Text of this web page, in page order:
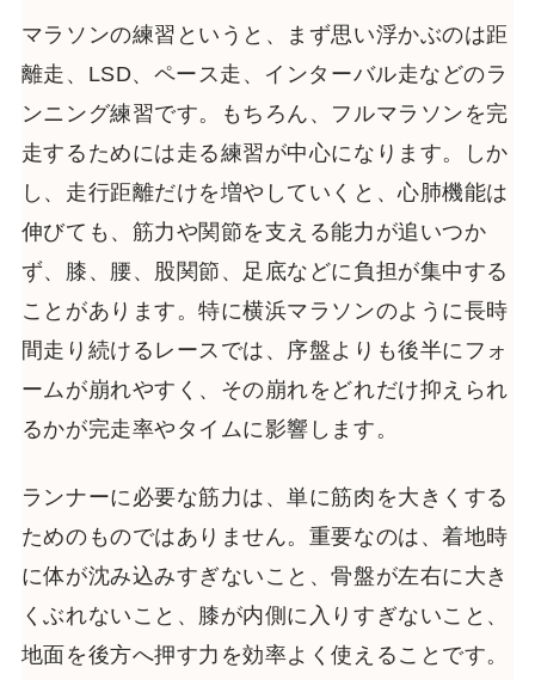
マラソンの練習というと、まず思い浮かぶのは距
離走、LSD、ペース走、インターバル走などのラ
ンニング練習です。もちろん、フルマラソンを完
走するためには走る練習が中心になります。しか
し、走行距離だけを増やしていくと、心肺機能は
伸びても、筋力や関節を支える能力が追いつか
ず、膝、腰、股関節、足底などに負担が集中する
ことがあります。特に横浜マラソンのように長時
間走り続けるレースでは、序盤よりも後半にフォ
ームが崩れやすく、その崩れをどれだけ抑えられ
るかが完走率やタイムに影響します。
ランナーに必要な筋力は、単に筋肉を大きくする
ためのものではありません。重要なのは、着地時
に体が沈み込みすぎないこと、骨盤が左右に大き
くぶれないこと、膝が内側に入りすぎないこと、
地面を後方へ押す力を効率よく使えることです。